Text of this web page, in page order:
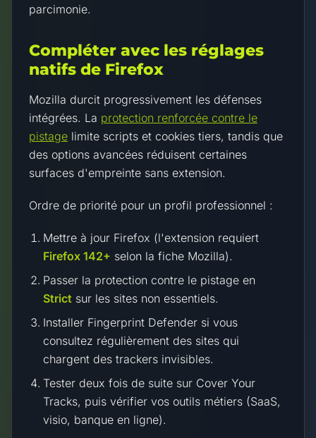
parcimonie.
Compléter avec les réglages
natifs de Firefox
Mozilla durcit progressivement les défenses
intégrées. La protection renforcée contre le
pistage limite scripts et cookies tiers, tandis que
des options avancées réduisent certaines
surfaces d'empreinte sans extension.
Ordre de priorité pour un profil professionnel :
Mettre à jour Firefox (l'extension requiert
Firefox 142+ selon la fiche Mozilla).
Passer la protection contre le pistage en
Strict sur les sites non essentiels.
Installer Fingerprint Defender si vous
consultez régulièrement des sites qui
chargent des trackers invisibles.
Tester deux fois de suite sur Cover Your
Tracks, puis vérifier vos outils métiers (SaaS,
visio, banque en ligne).